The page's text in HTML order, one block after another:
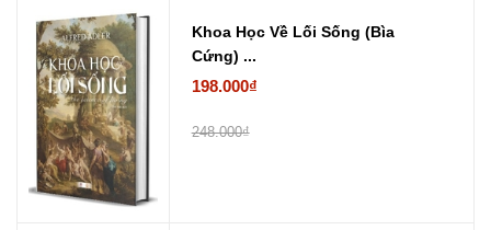
Khoa Học Về Lối Sống (Bìa
Cứng) ...
198.000₫
248.000₫